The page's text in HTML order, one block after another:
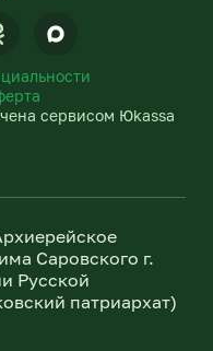
сервисом Юkassa
Саровского г.
Русской
патриархат)